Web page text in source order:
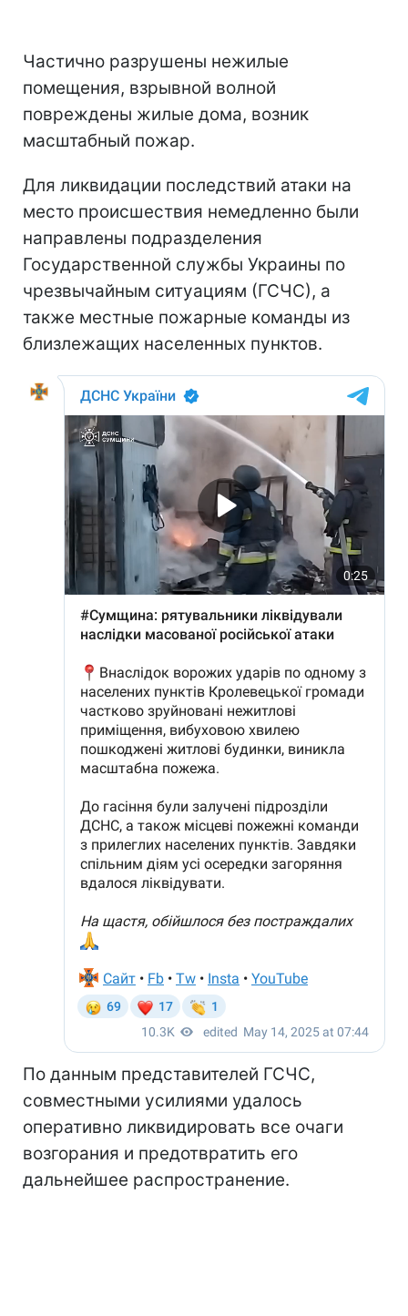
Частично разрушены нежилые
помещения, взрывной волной
повреждены жилые дома, возник
масштабный пожар.
Для ликвидации последствий атаки на
место происшествия немедленно были
направлены подразделения
Государственной службы Украины по
чрезвычайным ситуациям (ГСЧС), а
также местные пожарные команды из
близлежащих населенных пунктов.
По данным представителей ГСЧС,
совместными усилиями удалось
оперативно ликвидировать все очаги
возгорания и предотвратить его
дальнейшее распространение.